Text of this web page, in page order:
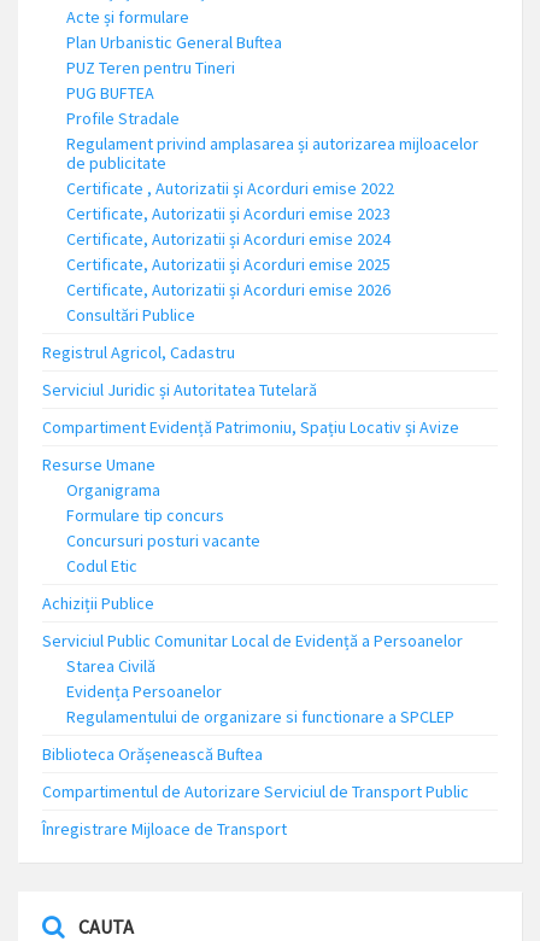
Acte și formulare
Plan Urbanistic General Buftea
PUZ Teren pentru Tineri
PUG BUFTEA
Profile Stradale
Regulament privind amplasarea și autorizarea mijloacelor
de publicitate
Certificate , Autorizatii și Acorduri emise 2022
Certificate, Autorizatii și Acorduri emise 2023
Certificate, Autorizatii și Acorduri emise 2024
Certificate, Autorizatii și Acorduri emise 2025
Certificate, Autorizatii și Acorduri emise 2026
Consultări Publice
Registrul Agricol, Cadastru
Serviciul Juridic și Autoritatea Tutelară
Compartiment Evidență Patrimoniu, Spațiu Locativ și Avize
Resurse Umane
Organigrama
Formulare tip concurs
Concursuri posturi vacante
Codul Etic
Achiziții Publice
Serviciul Public Comunitar Local de Evidență a Persoanelor
Starea Civilă
Evidența Persoanelor
Regulamentului de organizare si functionare a SPCLEP
Biblioteca Orășenească Buftea
Compartimentul de Autorizare Serviciul de Transport Public
Înregistrare Mijloace de Transport
CAUTA